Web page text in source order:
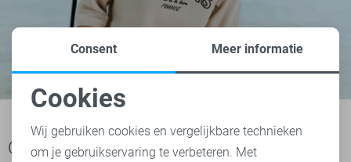
Ook het bekijken waard
Noodzakelijke cookies
Personalisatie cookies
Consent Meer informatie
Cookies
Wij gebruiken cookies en vergelijkbare technieken
om je gebruikservaring te verbeteren. Met